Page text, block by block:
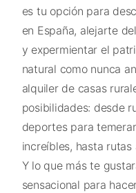
es tu opción para
en España, alejarte
y expermientar el
natural como nunca
alquiler de casas
posibilidades: desde
deportes para
increíbles, hasta
Y lo que más te
sensacional para